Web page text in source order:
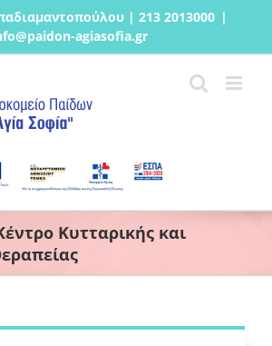
| 213 2013000 |
agiasofia.gr
Κυτταρικής και